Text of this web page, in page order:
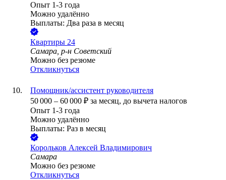
Опыт 1-3 года
Можно удалённо
Выплаты: Два раза в месяц
Квартиры 24
Самара, р-н Советский
Можно без резюме
Откликнуться
Помощник/ассистент руководителя
50 000 – 60 000 ₽ за месяц, до вычета налогов
Опыт 1-3 года
Можно удалённо
Выплаты: Раз в месяц
Корольков Алексей Владимирович
Самара
Можно без резюме
Откликнуться